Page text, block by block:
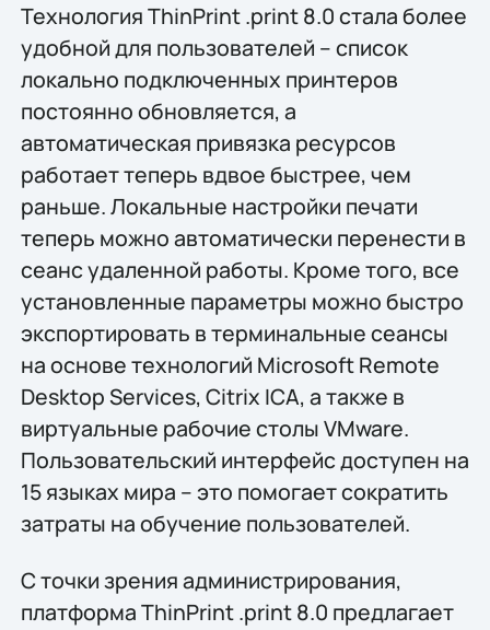
Технология ThinPrint .print 8.0 стала более
удобной для пользователей – список
локально подключенных принтеров
постоянно обновляется, а
автоматическая привязка ресурсов
работает теперь вдвое быстрее, чем
раньше. Локальные настройки печати
теперь можно автоматически перенести в
сеанс удаленной работы. Кроме того, все
установленные параметры можно быстро
экспортировать в терминальные сеансы
на основе технологий Microsoft Remote
Desktop Services, Citrix ICA, а также в
виртуальные рабочие столы VMware.
Пользовательский интерфейс доступен на
15 языках мира – это помогает сократить
затраты на обучение пользователей.
С точки зрения администрирования,
платформа ThinPrint .print 8.0 предлагает